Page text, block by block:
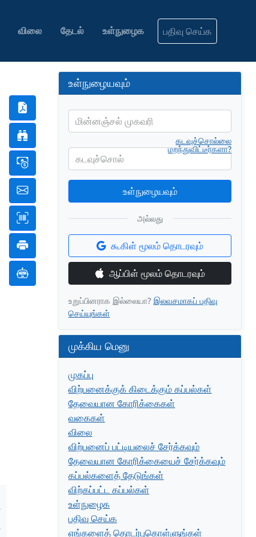
விலை தேடல் உள்நுழைக பதிவு செய்க
உள்நுழையவும்
மின்னஞ்சல் முகவரி
கடவுச்சொல்
கடவுச்சொல்லை
மறந்துவிட்டீர்களா?
உள்நுழையவும்
அல்லது
கூகிள் மூலம் தொடரவும்
ஆப்பிள் மூலம் தொடரவும்
உறுப்பினராக இல்லையா? இலவசமாகப் பதிவு
செய்யுங்கள்
முக்கிய மெனு
முகப்பு
விற்பனைக்குக் கிடைக்கும் கப்பல்கள்
தேவையான கோரிக்கைகள்
வகைகள்
விலை
விற்பனைப் பட்டியலைச் சேர்க்கவும்
தேவையான கோரிக்கையைச் சேர்க்கவும்
கப்பல்களைத் தேடுங்கள்
விற்கப்பட்ட கப்பல்கள்
உள்நுழைக
பதிவு செய்க
எங்களைத் தொடர்புகொள்ளுங்கள்